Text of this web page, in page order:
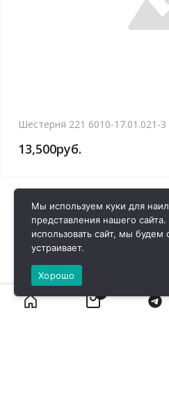
Шестерня 221 6010-17.01.021-
13,500руб.
Мы используем куки для
представления нашего
использовать сайт, мы будем
устраивает.
Хорошо